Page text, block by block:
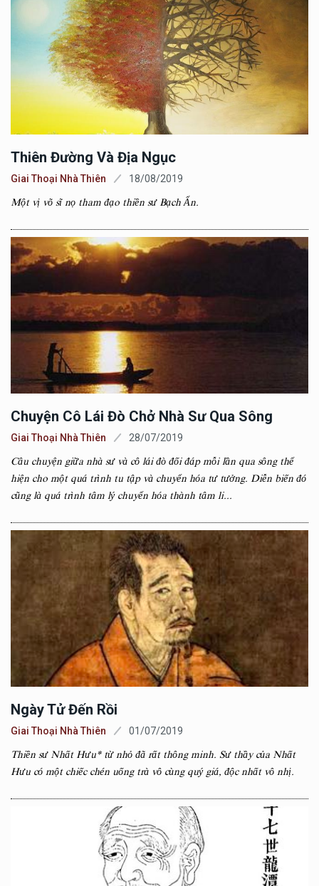
Thiên Đường Và Địa Ngục
Giai Thoại Nhà Thiên 18/08/2019
Một vị võ sĩ nọ tham đạo thiền sư Bạch Ẩn.
Chuyện Cô Lái Đò Chở Nhà Sư Qua Sông
Giai Thoại Nhà Thiên 28/07/2019
Câu chuyện giữa nhà sư và cô lái đò đối đáp mỗi lần qua sông thể
hiện cho một quá trình tu tập và chuyển hóa tư tưởng. Diễn biến đó
cũng là quá trình tâm lý chuyển hóa thành tâm li...
Ngày Tử Đến Rồi
Giai Thoại Nhà Thiên 01/07/2019
Thiền sư Nhất Hưu* từ nhỏ đã rất thông minh. Sư thầy của Nhất
Hưu có một chiếc chén uống trà vô cùng quý giá, độc nhất vô nhị.